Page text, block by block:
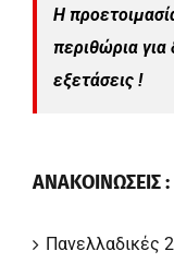
Η
περιθώρια για
εξετάσεις !
ΑΝΑΚΟΙΝΩΣΕΙΣ :
Πανελλαδικές